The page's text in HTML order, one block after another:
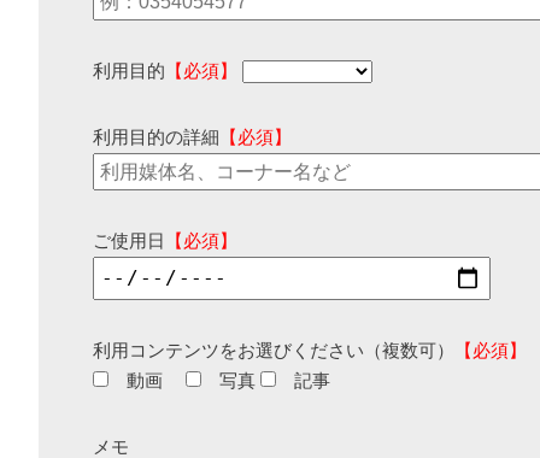
利用目的 【必須】
利用目的の詳細 【必須】
ご使用日 【必須】
利用コンテンツをお選びください（複数可）
【必須】
動画
写真 記事
メモ